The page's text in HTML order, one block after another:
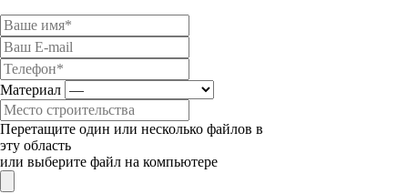
Материал
Перетащите один или несколько файлов в
эту область
или выберите файл на компьютере